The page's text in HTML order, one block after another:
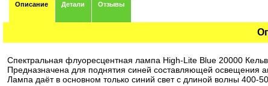
Описание Детали Отзывы
Спектральная флуоресцентная лампа High-Lite Blue 20000
Предназначена для поднятия синей составляющей освещения
Лампа даёт в основном только синий свет с длиной волны